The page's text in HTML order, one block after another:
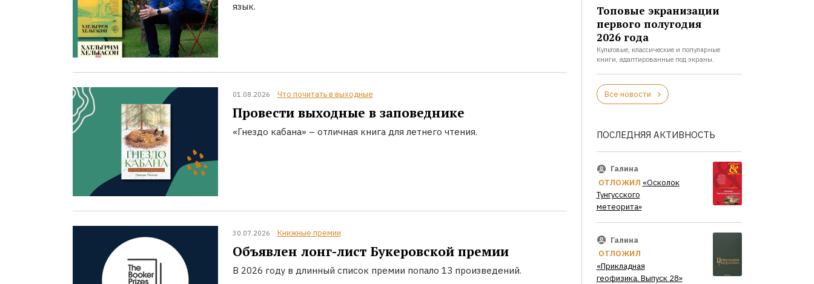
язык.
01.08.2026 Что почитать в выходные
Провести выходные в заповеднике
«Гнездо кабана» – отличная книга для летнего чтения.
30.07.2026 Книжные премии
Объявлен лонг-лист Букеровской премии
В 2026 году в длинный список премии попало 13 произведений.
Топовые экранизации
первого полугодия
2026 года
Культовые, классические и популярные
книги, адаптированные под экраны.
Все новости
ПОСЛЕДНЯЯ АКТИВНОСТЬ
Галина
ОТЛОЖИЛ «Осколок
Тунгусского
метеорита»
Галина
ОТЛОЖИЛ
«Прикладная
геофизика. Выпуск 28»